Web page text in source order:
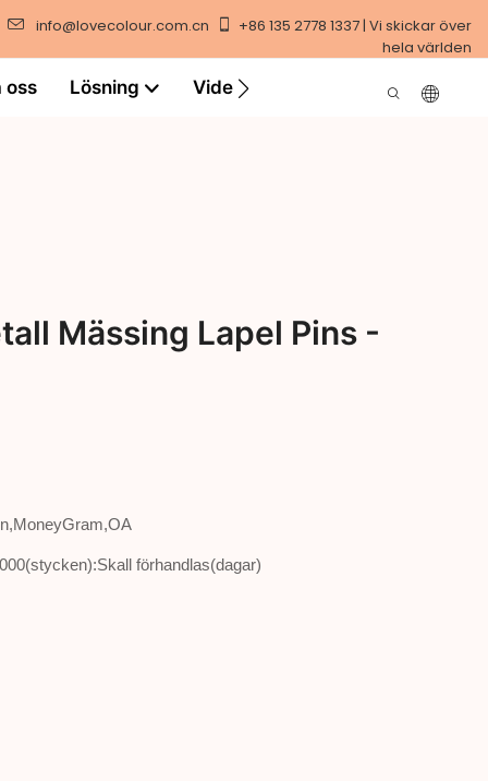
info@lovecolour.com.cn
+86 135 2778 1337 | Vi skickar över
hela världen
oss Lösning Video
Mässing Lapel Pins -
förhandlas(dagar)